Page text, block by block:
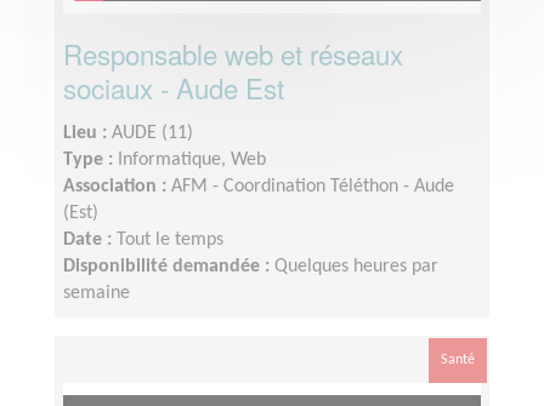
Responsable web et réseaux
sociaux - Aude Est
Lieu : AUDE (11)
Type :
Informatique, Web
Association : AFM - Coordination Téléthon - Aude
(Est)
Date :
Tout le temps
Disponibilité demandée : Quelques heures par
semaine
Santé